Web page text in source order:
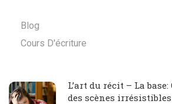
Blog
Cours D'écriture
L’art du récit – La
des scènes irrésistibles